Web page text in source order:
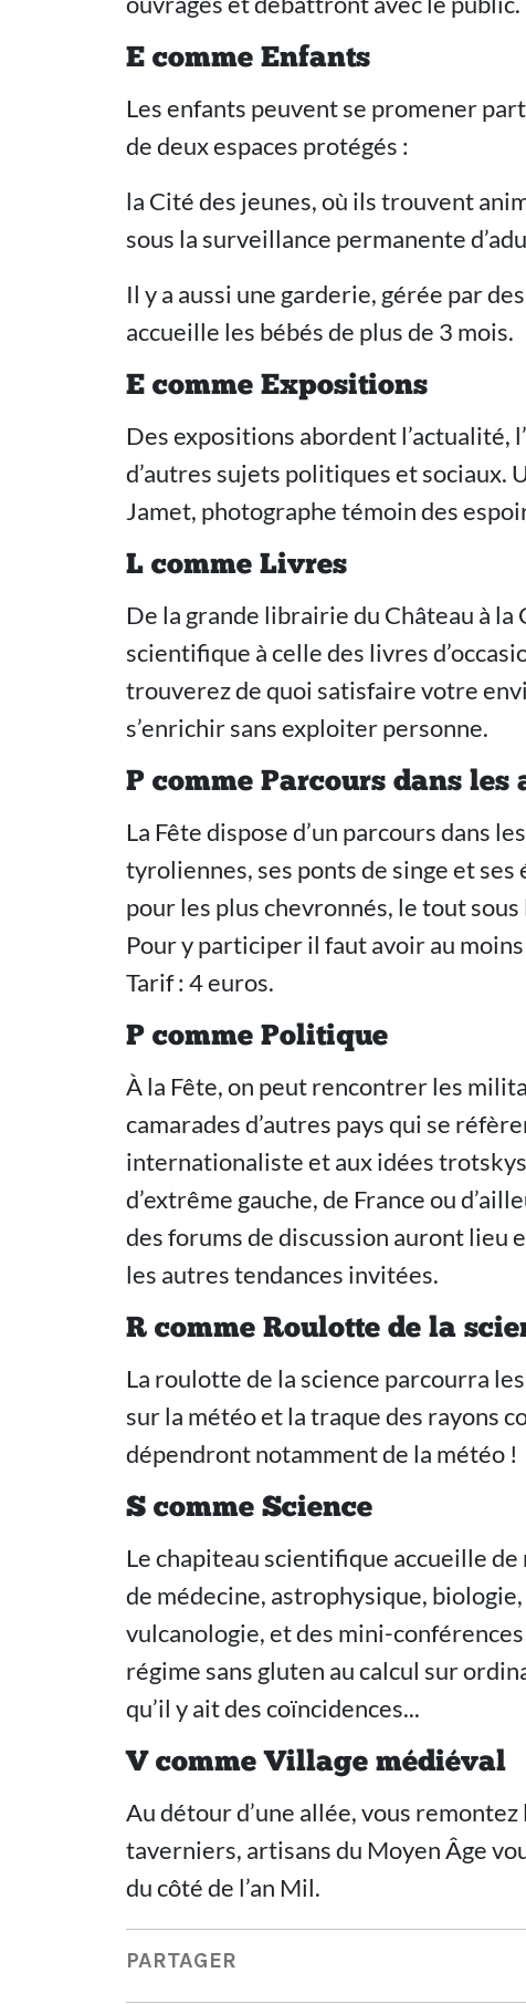
E comme Enfants
Les enfants peuvent se promener
de deux espaces protégés :
la Cité des jeunes, où ils trouvent
sous la surveillance permanente
Il y a aussi une garderie, gérée par
accueille les bébés de plus de 3 mois.
E comme Expositions
Des expositions abordent
d’autres sujets politiques et sociaux.
Jamet, photographe témoin des
L comme Livres
De la grande librairie du Château à
scientifique à celle des livres
trouverez de quoi satisfaire votre
s’enrichir sans exploiter personne.
P comme Parcours dans les
La Fête dispose d’un parcours dans
tyroliennes, ses ponts de singe et
pour les plus chevronnés, le tout
Pour y participer il faut avoir au
Tarif : 4 euros.
P comme Politique
À la Fête, on peut rencontrer les
camarades d’autres pays qui se
internationaliste et aux idées
d’extrême gauche, de France ou
des forums de discussion auront lieu
les autres tendances invitées.
R comme Roulotte de la
La roulotte de la science parcourra
sur la météo et la traque des rayons
dépendront notamment de la météo !
S comme Science
Le chapiteau scientifique accueille
de médecine, astrophysique,
vulcanologie, et des mini-
régime sans gluten au calcul sur
qu’il y ait des coïncidences...
V comme Village médiéval
Au détour d’une allée, vous
taverniers, artisans du Moyen Âge
du côté de l’an Mil.
PARTAGER